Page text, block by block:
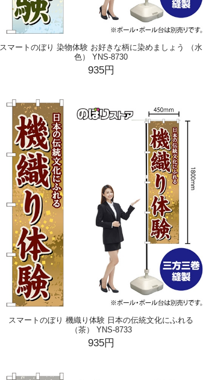
スマートのぼり 染物体験 お好きな柄に染めましょう （水
色） YNS-8730
935円
スマートのぼり 機織り体験 日本の伝統文化にふれる
（茶） YNS-8733
935円